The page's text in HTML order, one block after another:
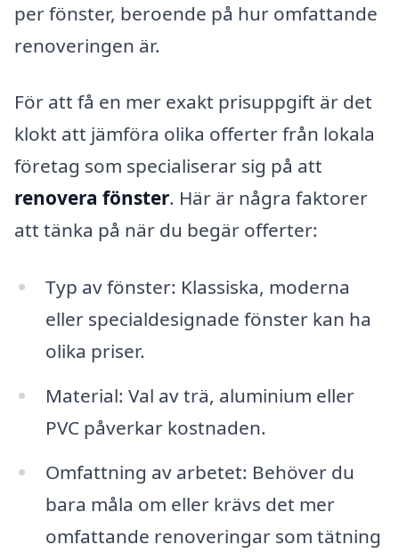
per fönster, beroende på hur omfattande
renoveringen är.
För att få en mer exakt prisuppgift är det
klokt att jämföra olika offerter från lokala
företag som specialiserar sig på att
renovera fönster. Här är några faktorer
att tänka på när du begär offerter:
Typ av fönster: Klassiska, moderna
eller specialdesignade fönster kan ha
olika priser.
Material: Val av trä, aluminium eller
PVC påverkar kostnaden.
Omfattning av arbetet: Behöver du
bara måla om eller krävs det mer
omfattande renoveringar som tätning